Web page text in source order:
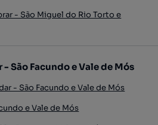
- São Miguel do Rio Torto e
São Facundo e Vale de Mós
- São Facundo e Vale de Mós
e Vale de Mós